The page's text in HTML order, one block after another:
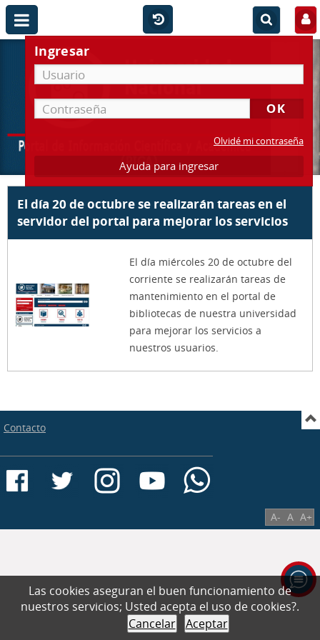
Ingresar
Olvidé mi contraseña
Ayuda para ingresar
El día 20 de octubre se realizarán tareas en el
servidor del portal para mejorar los servicios
El día miércoles 20 de octubre del
corriente se realizarán tareas de
mantenimiento en el portal de
bibliotecas de nuestra universidad
para mejorar los servicios a
nuestros usuarios.
Contacto
A- A A+
Las cookies aseguran el buen funcionamiento de
nuestros servicios; Usted acepta el uso de cookies?.
Cancelar
Aceptar